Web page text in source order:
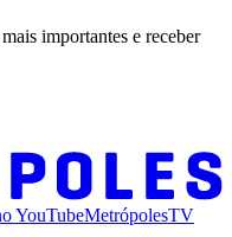
importantes e receber
YouTubeMetrópolesTV